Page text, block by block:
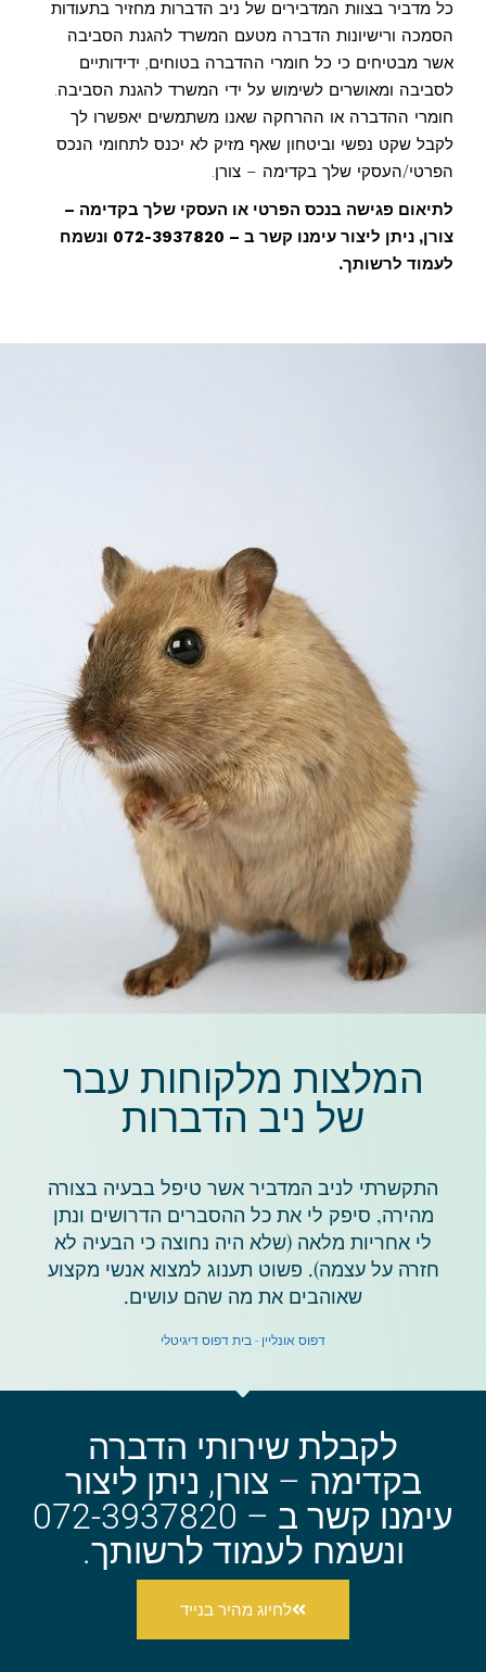
כל מדביר בצוות המדבירים של ניב הדברות מחזיר בתעודות
הסמכה ורישיונות הדברה מטעם המשרד להגנת הסביבה
אשר מבטיחים כי כל חומרי ההדברה בטוחים, ידידותיים
לסביבה ומאושרים לשימוש על ידי המשרד להגנת הסביבה.
חומרי ההדברה או ההרחקה שאנו משתמשים יאפשרו לך
לקבל שקט נפשי וביטחון שאף מזיק לא יכנס לתחומי הנכס
הפרטי/העסקי שלך בקדימה – צורן.
לתיאום פגישה בנכס הפרטי או העסקי שלך בקדימה –
צורן, ניתן ליצור עימנו קשר ב – 072-3937820 ונשמח
לעמוד לרשותך.
המלצות מלקוחות עבר
של ניב הדברות
התקשרתי לניב המדביר אשר טיפל בבעיה בצורה
מהירה, סיפק לי את כל ההסברים הדרושים ונתן
לי אחריות מלאה (שלא היה נחוצה כי הבעיה לא
חזרה על עצמה). פשוט תענוג למצוא אנשי מקצוע
שאוהבים את מה שהם עושים.
דפוס אונליין - בית דפוס דיגיטלי
לקבלת שירותי הדברה
בקדימה – צורן, ניתן ליצור
עימנו קשר ב – 072-3937820
ונשמח לעמוד לרשותך.
לחיוג מהיר בנייד